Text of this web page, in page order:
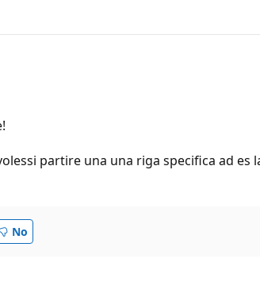
partire una una riga specifica ad es
No